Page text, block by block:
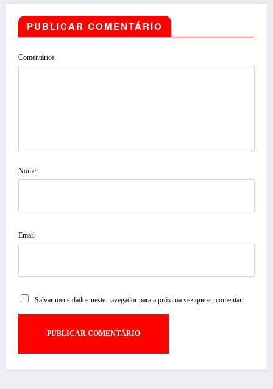
PUBLICAR COMENTÁRIO
Comentários
Nome
Email
Salvar meus dados neste navegador para a próxima vez que eu comentar.